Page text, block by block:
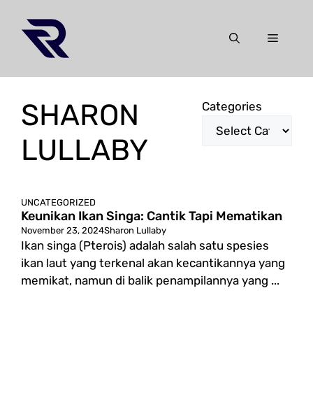
content
Menu
SHARON
LULLABY
Categories
UNCATEGORIZED
Keunikan Ikan Singa: Cantik Tapi Mematikan
November 23, 2024Sharon Lullaby
Ikan singa (Pterois) adalah salah satu spesies
ikan laut yang terkenal akan kecantikannya yang
memikat, namun di balik penampilannya yang ...